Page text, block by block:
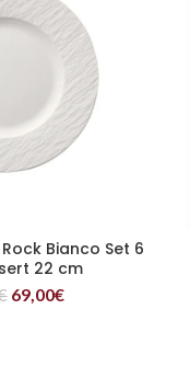
TUTTO
Rock Bianco Set 6
22 cm
69,00€